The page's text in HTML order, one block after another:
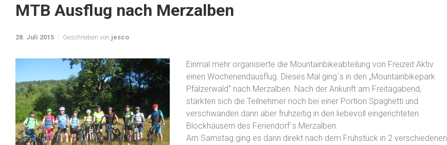
MTB Ausflug nach Merzalben
28. Juli 2015 Geschrieben von jesco
Einmal mehr organisierte die Mountainbikeabteilung von Freizeit Aktiv
einen Wochenendausflug. Dieses Mal ging`s in den „Mountainbikepark
Pfälzerwald“ nach Merzalben. Nach der Ankunft am Freitagabend,
stärkten sich die Teilnehmer noch bei einer Portion Spaghetti und
verschwanden dann aber frühzeitig in den liebevoll eingerichteten
Blockhäusern des Feriendorf`s Merzalben.
Am Samstag ging es dann direkt nach dem Frühstück in 2 verschiedenen